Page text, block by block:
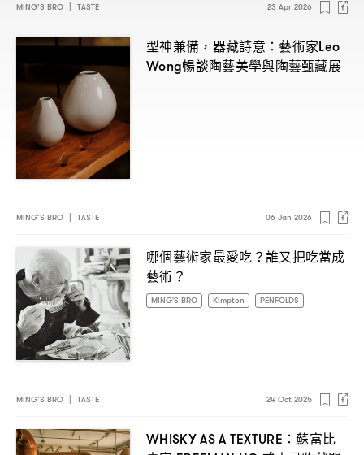
MING’S BRO TASTE 23 Apr 2026
型神兼備 ， 器藏詩意 ： 藝術家Leo
Wong暢談陶藝美學與陶藝甄藏展
MING’S BRO TASTE 06 Jan 2026
哪個藝術家最愛吃 ？誰又把吃當成
藝術 ？
MING'S BRO Kimpton PENFOLDS
MING’S BRO TASTE 24 Oct 2025
WHISKY AS A TEXTURE：蘇富比